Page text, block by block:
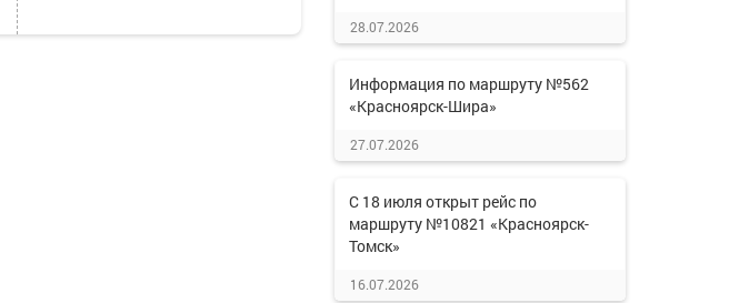
28.07.2026
Информация по маршруту №562
«Красноярск-Шира»
27.07.2026
С 18 июля открыт рейс по
маршруту №10821 «Красноярск-
Томск»
16.07.2026